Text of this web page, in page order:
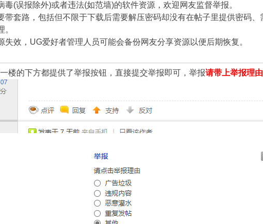
毒(误报除外)或者违法(如范墙)的软件资源，欢迎网友监督举报。
带套路，包括但不限于下载后需要解压密码却没有在帖子里提供密码
失效，UG爱好者管理人员可能会备份网友分享资源以便后期恢复。
楼的下方都提供了举报按钮，直接提交举报即可，举报请带上举报理由